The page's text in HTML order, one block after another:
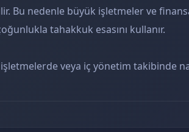
Bu nedenle büyük işletmeler ve
tahakkuk esasını kullanır.
veya iç yönetim takibinde